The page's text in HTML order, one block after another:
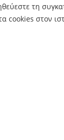
τη
cookies στον